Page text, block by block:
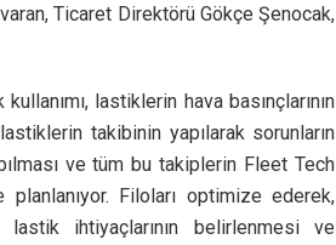
Ticaret Direktörü Gökçe Şenocak,
lastiklerin hava basınçlarının
takibinin yapılarak sorunların
ve tüm bu takiplerin Fleet Tech
planlanıyor. Filoları optimize ederek,
ihtiyaçlarının belirlenmesi ve